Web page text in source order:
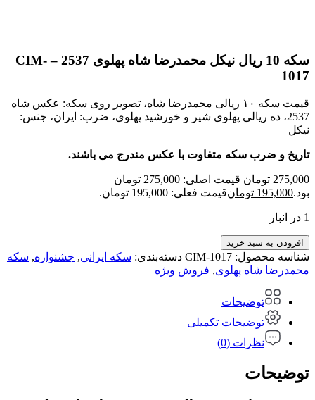
سکه 10 ریال نیکل محمدرضا شاه پهلوی 2537 – CIM-
1017
قیمت سکه ۱۰ ریالی محمدرضا شاه، تصویر روی سکه: عکس شاه
2537، ده ریالی پهلوی شیر و خورشید پهلوی، ضرب: ایران، جنس:
نیکل
تاریخ و ضرب سکه متفاوت با عکس مندرج می باشند.
275,000 تومان
قیمت اصلی: 275,000 تومان
بود.195,000 تومانقیمت فعلی: 195,000 تومان.
1 در انبار
افزودن به سبد خرید
شناسه محصول: CIM-1017 دسته‌بندی: سکه ایرانی, جشنواره, سکه
محمدرضا شاه پهلوی, فروش ویژه
توضیحات
توضیحات تکمیلی
نظرات (0)
توضیحات